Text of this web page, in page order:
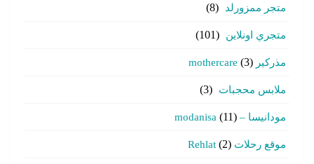
متجر ممزورلد (8)
متجري اونلاين (101)
مذركير mothercare (3)
ملابس محجبات (3)
مودانيسا – modanisa (11)
موقع رحلات Rehlat (2)